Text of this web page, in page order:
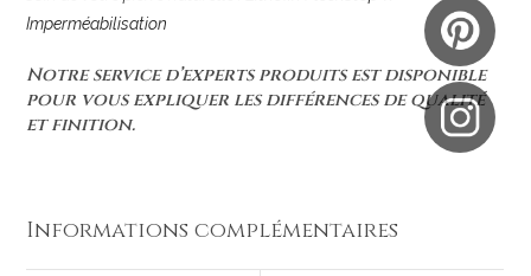
Imperméabilisation
Notre service d’experts produits est disponible
pour vous expliquer les différences de qualité
et finition.
Informations complémentaires